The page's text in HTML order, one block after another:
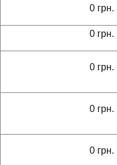
0 грн.
0 грн.
0 грн.
0 грн.
0 грн.